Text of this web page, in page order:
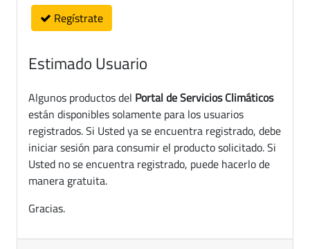
Regístrate
Estimado Usuario
Algunos productos del Portal de Servicios Climáticos
están disponibles solamente para los usuarios
registrados. Si Usted ya se encuentra registrado, debe
iniciar sesión para consumir el producto solicitado. Si
Usted no se encuentra registrado, puede hacerlo de
manera gratuita.
Gracias.